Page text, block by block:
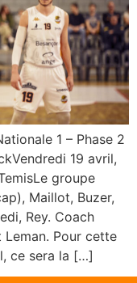
1 – Phase 2
19 avril,
groupe
Maillot, Buzer,
Rey. Coach
Leman. Pour cette
ce sera la […]